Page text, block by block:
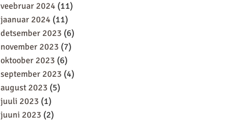
veebruar 2024 (11)
jaanuar 2024 (11)
detsember 2023 (6)
november 2023 (7)
oktoober 2023 (6)
september 2023 (4)
august 2023 (5)
juuli 2023 (1)
juuni 2023 (2)